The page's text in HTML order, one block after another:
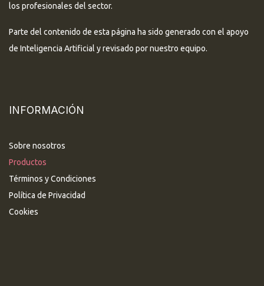
los profesionales del sector.
Parte del contenido de esta página ha sido generado con el apoyo
de Inteligencia Artificial y revisado por nuestro equipo.
INFORMACIÓN
Sobre nosotros
Productos
Términos y Condiciones
Política de Privacidad
Cookies